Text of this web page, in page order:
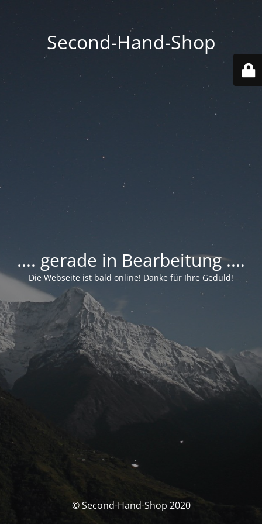
Second-Hand-Shop
.... gerade in Bearbeitung ....
Die Webseite ist bald online! Danke für Ihre Geduld!
© Second-Hand-Shop 2020